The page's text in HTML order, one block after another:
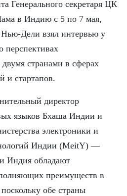
Генерального секретаря ЦК
в Индию с 5 по 7 мая,
Дели взял интервью у
перспективах
странами в сферах
и стартапов.
директор
языков Бхаша Индии и
электроники и
Индии (MeitY) —
Индия обладают
преимуществ в
обе страны